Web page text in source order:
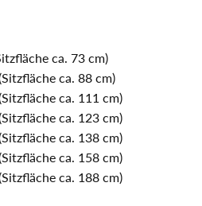
ca. 73 cm)
ca. 88 cm)
ca. 111 cm)
ca. 123 cm)
ca. 138 cm)
ca. 158 cm)
ca. 188 cm)